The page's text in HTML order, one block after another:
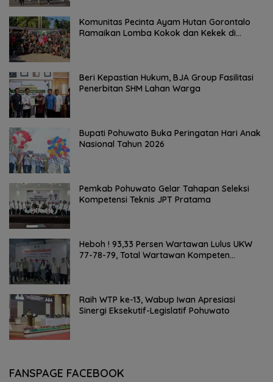
Komunitas Pecinta Ayam Hutan Gorontalo
Ramaikan Lomba Kokok dan Kekek di
Beri Kepastian Hukum, BJA Group Fasilitasi
Penerbitan SHM Lahan Warga
Bupati Pohuwato Buka Peringatan Hari Anak
Nasional Tahun 2026
Pemkab Pohuwato Gelar Tahapan Seleksi
Kompetensi Teknis JPT Pratama
Heboh ! 93,33 Persen Wartawan Lulus UKW
77-78-79, Total Wartawan Kompeten
Raih WTP ke-13, Wabup Iwan Apresiasi
Sinergi Eksekutif-Legislatif Pohuwato
FANSPAGE FACEBOOK